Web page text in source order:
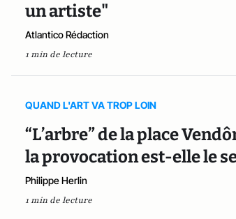
un artiste"
Atlantico Rédaction
1 min de lecture
QUAND L'ART VA TROP LOIN
“L’arbre” de la place
la provocation est-elle le
Philippe Herlin
1 min de lecture